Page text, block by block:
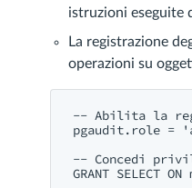
istruzioni eseguite
La registrazione
operazioni su
-- Abilita la
pgaudit. role =
-- Concedi
GRANT